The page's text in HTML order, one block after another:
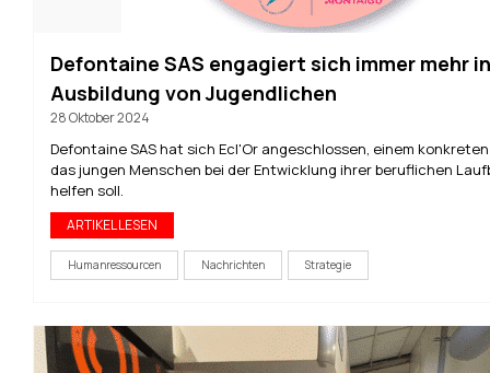
Defontaine SAS engagiert sich immer mehr
Ausbildung von Jugendlichen
28 Oktober 2024
Defontaine SAS hat sich Ecl'Or angeschlossen, einem
das jungen Menschen bei der Entwicklung ihrer beruflichen
helfen soll.
ARTIKEL LESEN
Humanressourcen Nachrichten Strategie